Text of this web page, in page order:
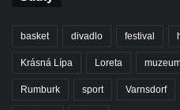
basket divadlo festival
Krásná Lípa Loreta
Rumburk sport Varnsdorf